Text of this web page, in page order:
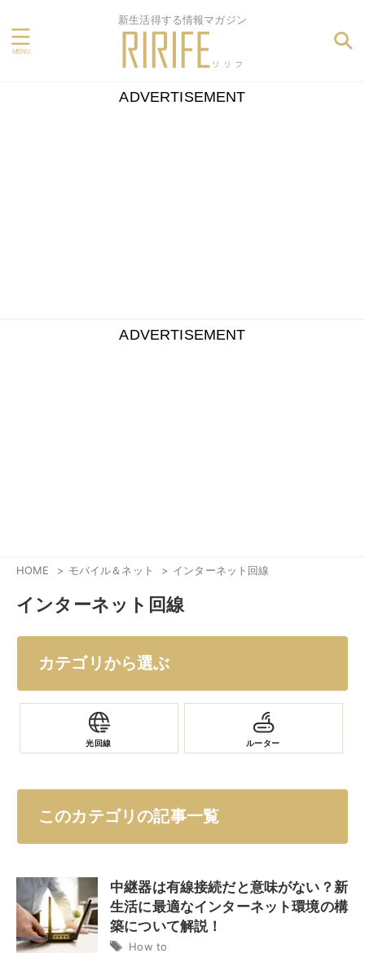
新生活得する情報マガジン
ADVERTISEMENT
ADVERTISEMENT
HOME モバイル＆ネット インターネット回線
インターネット回線
カテゴリから選ぶ
光回線 ルーター
このカテゴリの記事一覧
中継器は有線接続だと意味がない？新
生活に最適なインターネット環境の構
築について解説！
How to